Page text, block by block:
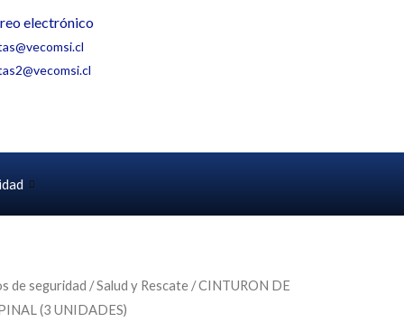
electrónico
de seguridad /Salud y Rescate / CINTURON DE
(3 UNIDADES)